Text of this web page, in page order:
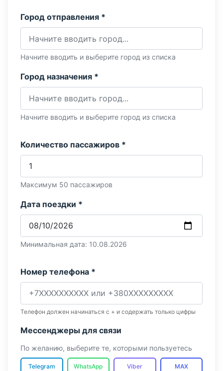
Город отправления *
Начните вводить и выберите город из списка
Город назначения *
Начните вводить и выберите город из списка
Количество пассажиров *
Максимум 50 пассажиров
Дата поездки *
Минимальная дата: 10.08.2026
Номер телефона *
Телефон должен начинаться с + и содержать только цифры
Мессенджеры для связи
По желанию, выберите те, которыми пользуетесь
Telegram WhatsApp Viber MAX